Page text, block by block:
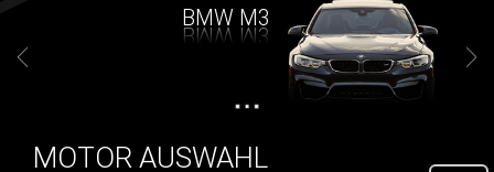
BMW M3
MOTOR AUSWAHL